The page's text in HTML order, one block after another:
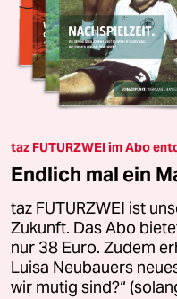
taz FUTURZWEI im Abo
Endlich mal ein
taz FUTURZWEI ist
Zukunft. Das Abo
nur 38 Euro. Zudem
Luisa Neubauers
wir mutig sind?“